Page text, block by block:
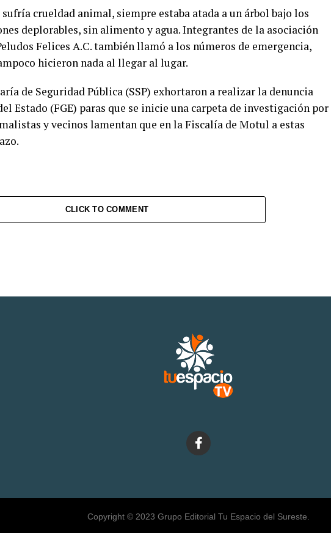
crueldad animal, siempre estaba atada a un árbol bajo los
deplorables, sin alimento y agua. Integrantes de la asociación
Felices A.C. también llamó a los números de emergencia,
hicieron nada al llegar al lugar.
de Seguridad Pública (SSP) exhortaron a realizar la denuncia
Estado (FGE) paras que se inicie una carpeta de investigación por
y vecinos lamentan que en la Fiscalía de Motul a estas
CLICK TO COMMENT
Copyright © 2023 Grupo Editorial Tu Espacio del Sureste.